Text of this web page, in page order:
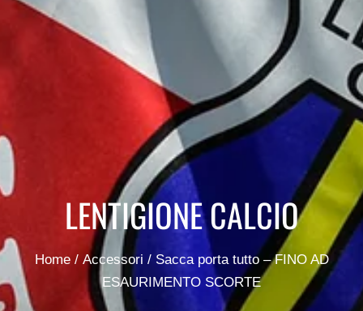
LENTIGIONE CALCIO
Home/ Accessori / Sacca porta tutto – FINO AD
ESAURIMENTO SCORTE